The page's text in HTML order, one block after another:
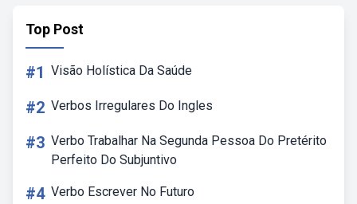
Top Post
#1 Visão Holística Da Saúde
#2 Verbos Irregulares Do Ingles
#3 Verbo Trabalhar Na Segunda Pessoa Do Pretérito
Perfeito Do Subjuntivo
#4 Verbo Escrever No Futuro